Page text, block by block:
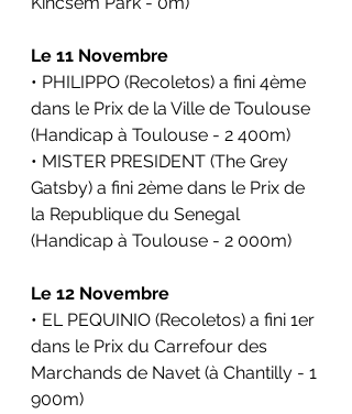
Le 11 Novembre
• PHILIPPO (Recoletos) a fini 4ème
dans le Prix de la Ville de Toulouse
(Handicap à Toulouse - 2 400m)
• MISTER PRESIDENT (The Grey
Gatsby) a fini 2ème dans le Prix de
la Republique du Senegal
(Handicap à Toulouse - 2 000m)
Le 12 Novembre
• EL PEQUINIO (Recoletos) a fini 1er
dans le Prix du Carrefour des
Marchands de Navet (à Chantilly - 1
900m)